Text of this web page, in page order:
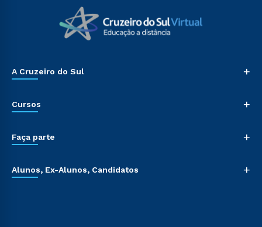
A Cruzeiro do Sul +
Cursos +
Faça parte +
Alunos, Ex-Alunos, Candidatos +